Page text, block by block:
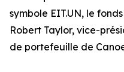
symbole EIT.UN, le
Robert Taylor, vice-
de portefeuille de